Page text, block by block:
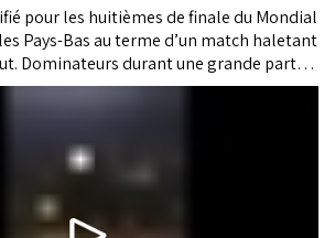
pour les huitièmes de finale du Mondial
Pays-Bas au terme d’un match haletant
Dominateurs durant une grande partie
de l’Atlas ont pourtant été menés
grâce à une tête d’Issa Diop sur un...